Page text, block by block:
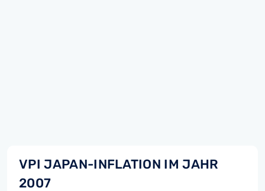
VPI JAPAN-INFLATION IM JAHR
2007